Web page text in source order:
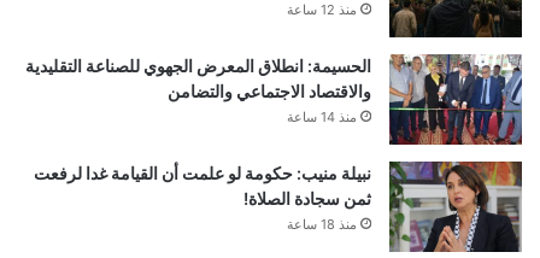
منذ 12 ساعة
الحسيمة: انطلاق المعرض الجهوي للصناعة التقليدية
والاقتصاد الاجتماعي والتضامن
منذ 14 ساعة
نبيلة منيب: حكومة لو علمت أن القيامة غدا لرفعت
ثمن سجادة الصلاة!
منذ 18 ساعة